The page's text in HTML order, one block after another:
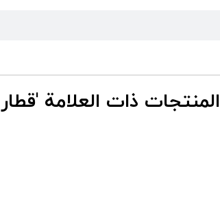
المنتجات ذات العلامة